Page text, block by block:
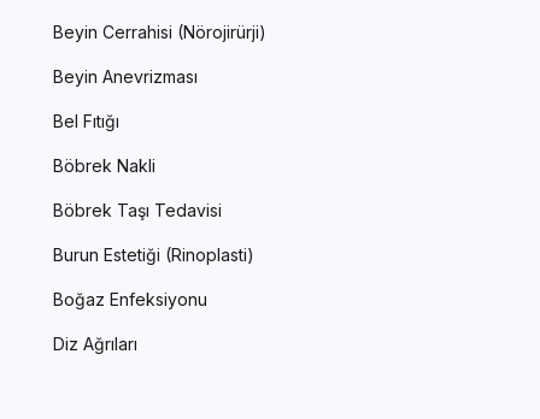
Beyin Cerrahisi (Nörojirürji)
Beyin Anevrizması
Bel Fıtığı
Böbrek Nakli
Böbrek Taşı Tedavisi
Burun Estetiği (Rinoplasti)
Boğaz Enfeksiyonu
Diz Ağrıları